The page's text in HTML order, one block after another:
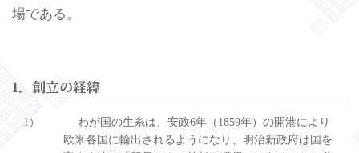
場である。
1．創立の経緯
1）
わが国の生糸は、安政6年（1859年）の開港により
欧米各国に輸出されるようになり、明治新政府は国を